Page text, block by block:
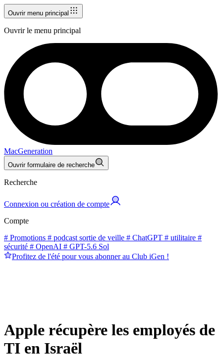
Ouvrir menu principal
Ouvrir le menu principal
MacGeneration
Ouvrir formulaire de recherche
Recherche
Connexion ou création de compte
Compte
# Promotions # podcast sortie de veille # ChatGPT # utilitaire #
sécurité # OpenAI # GPT-5.6 Sol
Profitez de l'été pour vous abonner au Club iGen !
Apple récupère les employés de
TI en Israël